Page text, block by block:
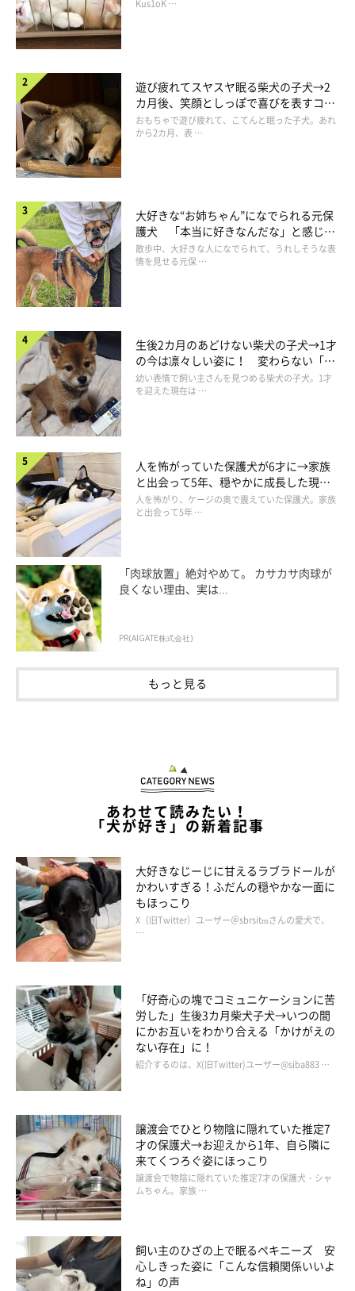
@yukuku5149
アを開ける後ろ姿…犬ではなく、人みたい？（笑）
トコトコ…♪
@yukuku5149
最後は、隙間にお顔を ぐい〜っと突っ込み、ユクちゃんはトコト
コと奥の部屋へと消えていくのでした。
「ドア開け」という、スゴい特技を持っているユクちゃん。ユク
ちゃんのスゴ技のおかげで、
ドアの周りは傷だらけ
（笑） また「開けたら閉めない」という難点もあるそうです
が、可愛すぎるから許しちゃいそうですね♪
この投稿をInstagramで見る
柴犬⭐️ユク(@yukuku5149)がシェアした投稿
長！
Kus1oK …
遊び疲れてスヤスヤ眠る柴犬の子犬→2
カ月後、笑顔としっぽで喜びを表すコに
成長！
おもちゃで遊び疲れて、こてんと眠った子犬。あれ
から2カ月、表 …
大好きな“お姉ちゃん”になでられる元保
護犬 「本当に好きなんだな」と感じる
表情にほっこり
散歩中、大好きな人になでられて、うれしそうな表
情を見せる元保 …
生後2カ月のあどけない柴犬の子犬→1才
の今は凛々しい姿に！ 変わらない「く
りくりおめめ」にもほっこり
幼い表情で飼い主さんを見つめる柴犬の子犬。1才
を迎えた現在は …
人を怖がっていた保護犬が6才に→家族
と出会って5年、穏やかに成長した現在
の姿にグッとくる
人を怖がり、ケージの奥で震えていた保護犬。家族
と出会って5年 …
「肉球放置」絶対やめて。 カサカサ肉球が
良くない理由、実は...
PR(AIGATE株式会社)
もっと見る
あわせて読みたい！
「犬が好き」の新着記事
大好きなじーじに甘えるラブラドールが
かわいすぎる！ふだんの穏やかな一面に
もほっこり
X（旧Twitter）ユーザー＠sbrsitmさんの愛犬で、
…
「好奇心の塊でコミュニケーションに苦
労した」生後3カ月柴犬子犬→いつの間
にかお互いをわかり合える「かけがえの
ない存在」に！
紹介するのは、X(旧Twitter)ユーザー@siba883 …
譲渡会でひとり物陰に隠れていた推定7
才の保護犬→お迎えから1年、自ら隣に
来てくつろぐ姿にほっこり
譲渡会で物陰に隠れていた推定7才の保護犬・シャ
ムちゃん。家族 …
飼い主のひざの上で眠るペキニーズ 安
心しきった姿に「こんな信頼関係いいよ
ね」の声